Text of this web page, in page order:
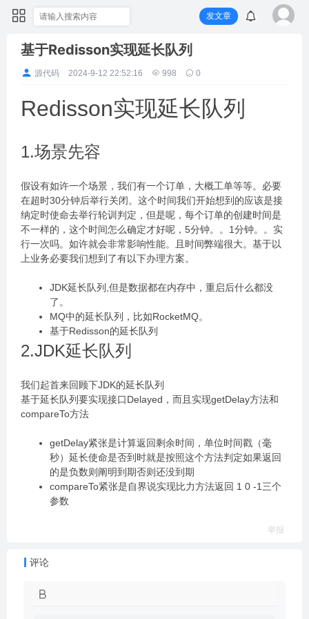
发文章
基于Redisson实现延长队列
源代码 2024-9-12 22:52:16 998 0
Redisson实现延长队列
1.场景先容
假设有如许一个场景，我们有一个订单，大概工单等等。必要
在超时30分钟后举行关闭。这个时间我们开始想到的应该是接
纳定时使命去举行轮训判定，但是呢，每个订单的创建时间是
不一样的，这个时间怎么确定才好呢，5分钟。。1分钟。。实
行一次吗。如许就会非常影响性能。且时间弊端很大。基于以
上业务必要我们想到了有以下办理方案。
JDK延长队列,但是数据都在内存中，重启后什么都没
了。
MQ中的延长队列，比如RocketMQ。
基于Redisson的延长队列
2.JDK延长队列
我们起首来回顾下JDK的延长队列
基于延长队列要实现接口Delayed，而且实现getDelay方法和
compareTo方法
getDelay紧张是计算返回剩余时间，单位时间戳（毫
秒）延长使命是否到时就是按照这个方法判定如果返回
的是负数则阐明到期否则还没到期
compareTo紧张是自界说实现比力方法返回 1 0 -1三个
参数
举报
评论